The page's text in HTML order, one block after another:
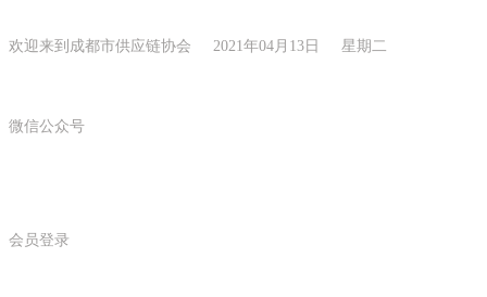
欢迎来到成都市供应链协会 2021年04月13日 星期二
微信公众号
会员登录